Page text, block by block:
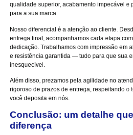
qualidade superior, acabamento impecável e
para a sua marca.
Nosso diferencial é a atenção ao cliente.
entrega final, acompanhamos cada etapa
dedicação. Trabalhamos com impressão em
e resistência garantida — tudo para que sua
inesquecível.
Além disso, prezamos pela agilidade no
rigoroso de prazos de entrega, respeitando o
você deposita em nós.
Conclusão: um detalhe
diferença